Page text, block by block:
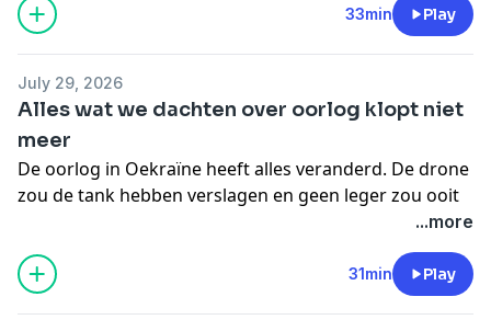
🎧 Meer horen:
College Donald Trump
-Volg ons op LinkedIn
-Website/Nieuwsbrief
-Substack
-WhatsApp-groep
-MaartenenTomop Instagram
33min Play
July 29, 2026
Alles wat we dachten over oorlog klopt niet
meer
De oorlog in Oekraïne heeft alles veranderd. De drone
zou de tank hebben verslagen en geen leger zou ooit
🎧 Meer horen:
College Oorlog Oekraïne
...more
31min Play